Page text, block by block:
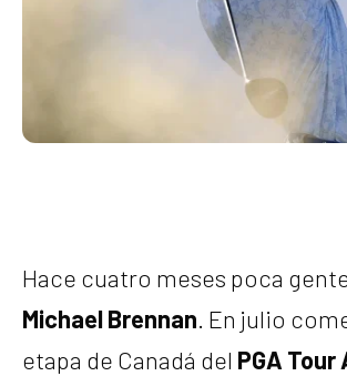
Hace cuatro meses poca
Michael Brennan. En julio
etapa de Canadá del PGA